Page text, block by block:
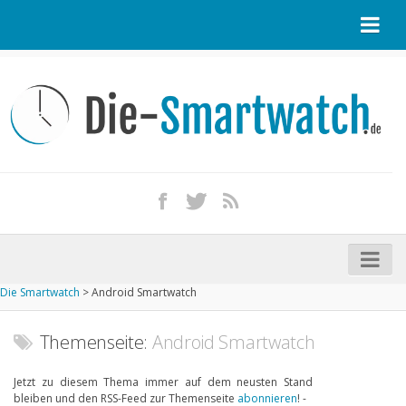
Kontakt / Tipp geben
Impressum
iPhone kaufen
Startseite
Aktuelle Smartwatches im Test
Die Smartwatch >Android Smartwatch
Themenseite: Android Smartwatch
Jetzt zu diesem Thema immer auf dem neusten Stand
bleiben und den RSS-Feed zur Themenseite abonnieren! -